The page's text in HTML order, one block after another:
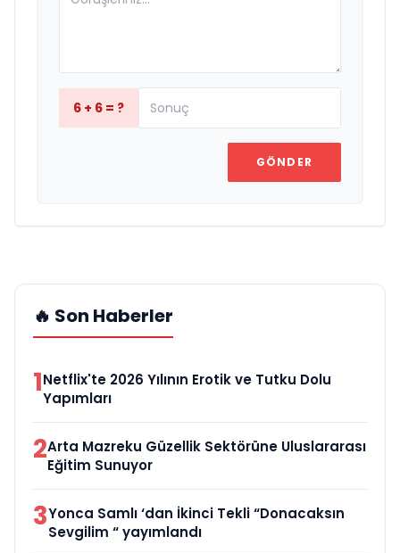
6 + 6 = ?
GÖNDER
🔥 Son Haberler
1Netflix'te 2026 Yılının Erotik ve Tutku Dolu
Yapımları
2Arta Mazreku Güzellik Sektörüne Uluslararası
Eğitim Sunuyor
3Yonca Samlı ‘dan İkinci Tekli “Donacaksın
Sevgilim “ yayımlandı